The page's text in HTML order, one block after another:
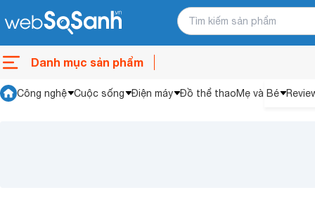
Danh mục sản phẩm
Công nghệ Cuộc sống Điện máy Đồ thể thaoMẹ và Bé